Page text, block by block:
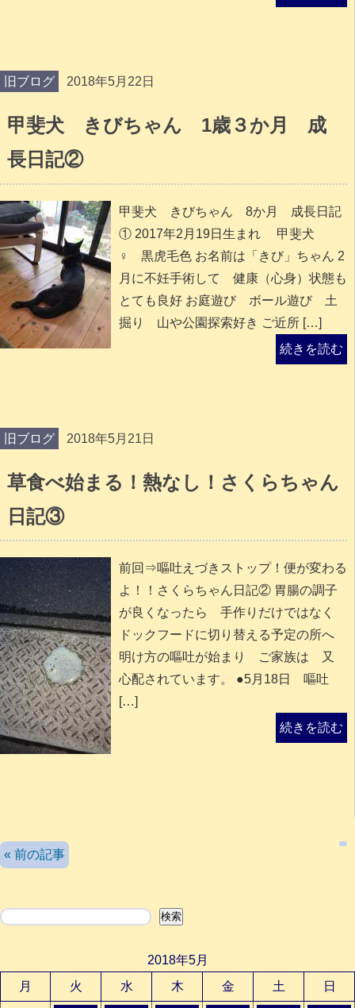
旧ブログ 2018年5月22日
甲斐犬 きびちゃん 1歳３か月 成
長日記②
甲斐犬 きびちゃん 8か月 成長日記
① 2017年2月19日生まれ 甲斐犬
♀ 黒虎毛色 お名前は「きび」ちゃん 2
月に不妊手術して 健康（心身）状態も
とても良好 お庭遊び ボール遊び 土
掘り 山や公園探索好き ご近所 […]
続きを読む
旧ブログ 2018年5月21日
草食べ始まる！熱なし！さくらちゃん
日記③
前回⇒嘔吐えづきストップ！便が変わる
よ！！さくらちゃん日記② 胃腸の調子
が良くなったら 手作りだけではなく
ドックフードに切り替える予定の所へ
明け方の嘔吐が始まり ご家族は 又
心配されています。 ●5月18日 嘔吐
[…]
続きを読む
« 前の記事
検索
2018年5月
月
火 水 木 金 土 日